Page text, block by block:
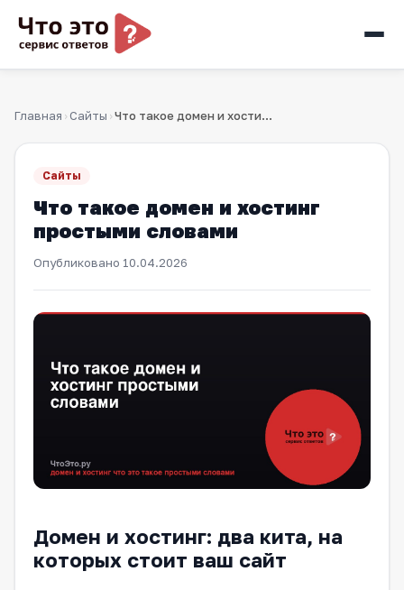
Главная › Сайты › Что такое домен и хостинг простыми словами
Сайты
Что такое домен и хостинг
простыми словами
Опубликовано 10.04.2026
Домен и хостинг: два кита, на
которых стоит ваш сайт